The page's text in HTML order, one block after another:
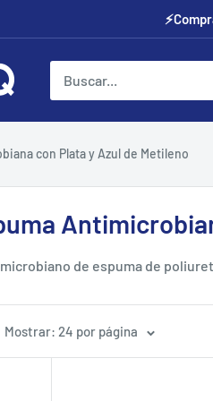
con Plata y Azul de Metileno
de espuma de
en TuBotiquín
Mostrar: 24 por página